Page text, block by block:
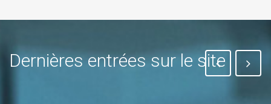
Dernières entrées sur le site